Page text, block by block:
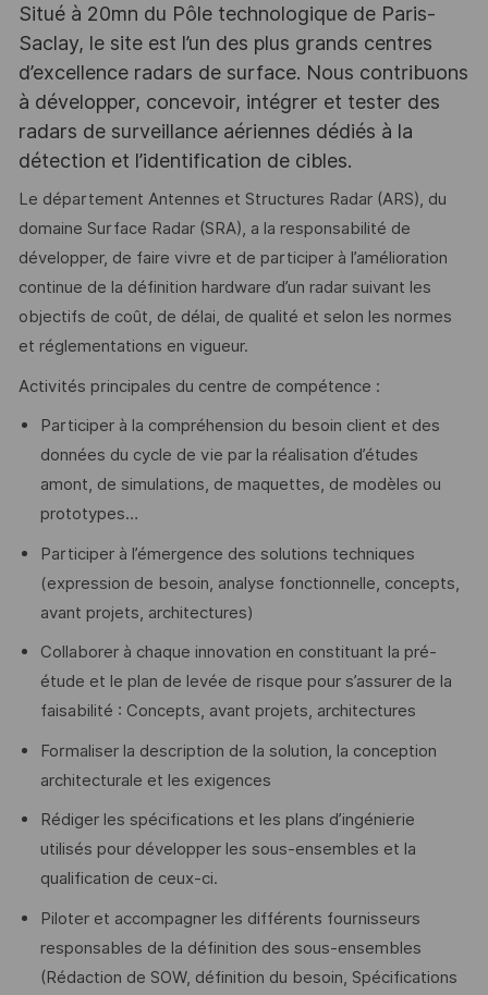
Situé à 20mn du Pôle technologique de Paris-
Saclay, le site est l’un des plus grands centres
d’excellence radars de surface. Nous contribuons
à développer, concevoir, intégrer et tester des
radars de surveillance aériennes dédiés à la
détection et l’identification de cibles.
Le département Antennes et Structures Radar (ARS), du
domaine Surface Radar (SRA), a la responsabilité de
développer, de faire vivre et de participer à l’amélioration
continue de la définition hardware d’un radar suivant les
objectifs de coût, de délai, de qualité et selon les normes
et réglementations en vigueur.
Activités principales du centre de compétence :
Participer à la compréhension du besoin client et des
données du cycle de vie par la réalisation d’études
amont, de simulations, de maquettes, de modèles ou
prototypes…
Participer à l’émergence des solutions techniques
(expression de besoin, analyse fonctionnelle, concepts,
avant projets, architectures)
Collaborer à chaque innovation en constituant la pré-
étude et le plan de levée de risque pour s’assurer de la
faisabilité : Concepts, avant projets, architectures
Formaliser la description de la solution, la conception
architecturale et les exigences
Rédiger les spécifications et les plans d’ingénierie
utilisés pour développer les sous-ensembles et la
qualification de ceux-ci.
Piloter et accompagner les différents fournisseurs
responsables de la définition des sous-ensembles
(Rédaction de SOW, définition du besoin, Spécifications